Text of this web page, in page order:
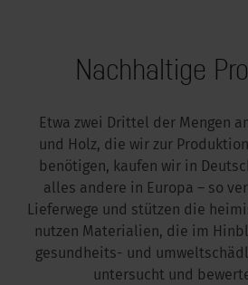
Nachhaltige
Etwa zwei Drittel der Mengen
und Holz, die wir zur
benötigen, kaufen wir in
alles andere in Europa – so
Lieferwege und stützen die
nutzen Materialien, die im
gesundheits- und
untersucht und